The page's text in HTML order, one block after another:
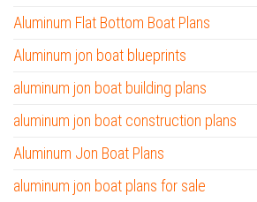
Aluminum Flat Bottom Boat Plans
Aluminum jon boat blueprints
aluminum jon boat building plans
aluminum jon boat construction plans
Aluminum Jon Boat Plans
aluminum jon boat plans for sale